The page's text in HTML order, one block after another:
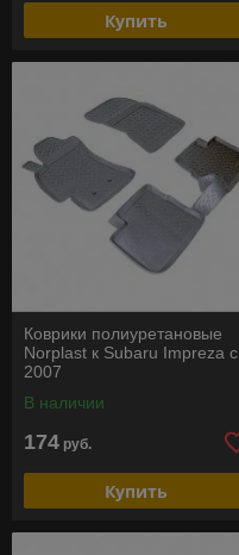
Купить
Коврики полиуретановые
Norplast к Subaru Impreza с
2007
В наличии
174 руб.
Купить